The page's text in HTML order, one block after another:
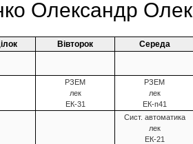
Олександр
Вівторок Середа
РЗЕМ
лек
ЕК-31
РЗЕМ
лек
ЕК-п41
Сист. автоматика
лек
ЕК-21